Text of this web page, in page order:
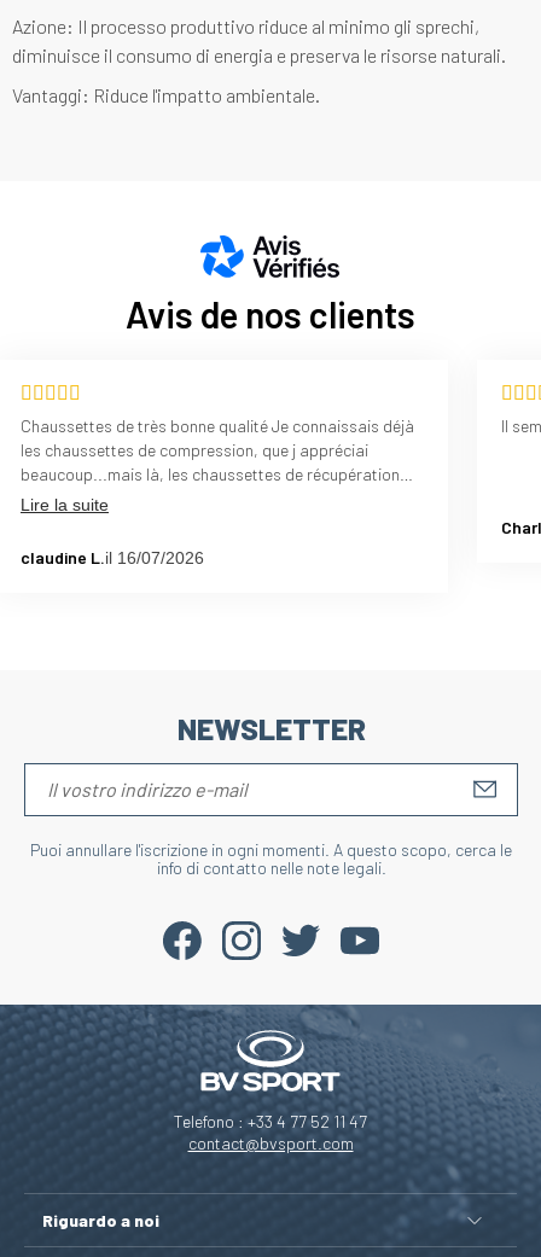
Azione: Il processo produttivo riduce al minimo gli sprechi,
diminuisce il consumo di energia e preserva le risorse naturali.
Vantaggi: Riduce l'impatto ambientale.
Avis de nos clients
Chaussettes de très bonne qualité Je connaissais déjà
les chaussettes de compression, que j appréciai
beaucoup...mais là, les chaussettes de récupération
sont un bon complément, cela apporte plus de
Lire la suite
claudine L.il 16/07/2026
Il
NEWSLETTER
Puoi annullare l'iscrizione in ogni momenti. A questo scopo, cerca le
info di contatto nelle note legali.
Telefono : +33 4 77 52 11 47
contact@bvsport.com
Riguardo a noi